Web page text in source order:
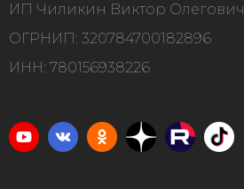
ИП Чиликин Виктор Олегович
ОГРНИП: 320784700182896
ИНН: 780156938226